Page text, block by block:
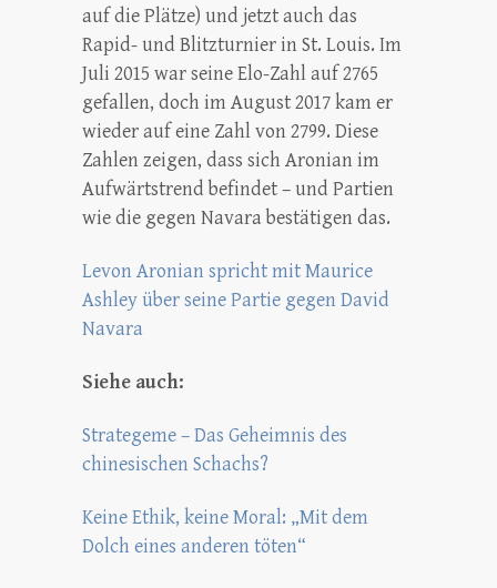
auf die Plätze) und jetzt auch das
Rapid- und Blitzturnier in St. Louis. Im
Juli 2015 war seine Elo-Zahl auf 2765
gefallen, doch im August 2017 kam er
wieder auf eine Zahl von 2799. Diese
Zahlen zeigen, dass sich Aronian im
Aufwärtstrend befindet – und Partien
wie die gegen Navara bestätigen das.
Levon Aronian spricht mit Maurice
Ashley über seine Partie gegen David
Navara
Siehe auch:
Strategeme – Das Geheimnis des
chinesischen Schachs?
Keine Ethik, keine Moral: „Mit dem
Dolch eines anderen töten“